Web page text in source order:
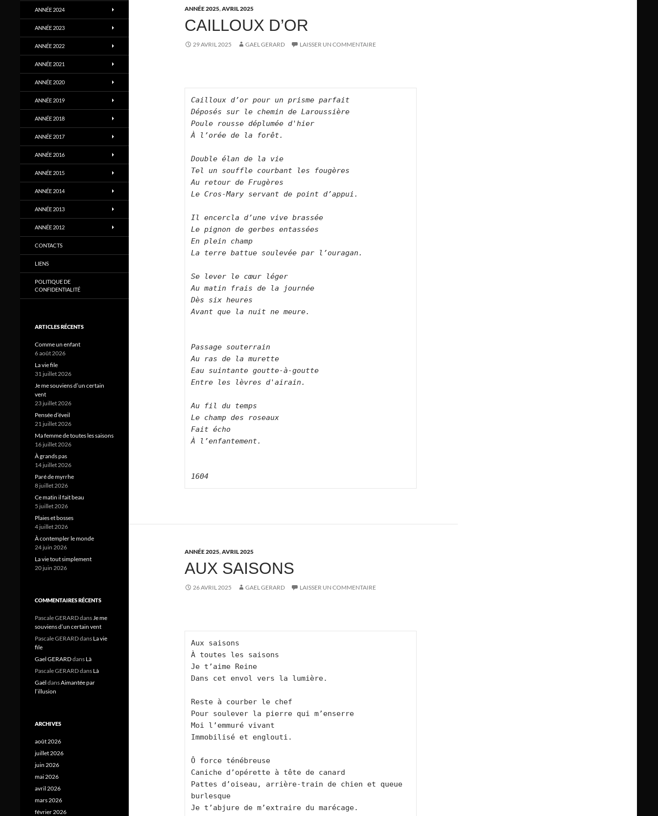
ANNÉE 2025,AVRIL 2025
CAILLOUX D’OR
29 AVRIL 2025 GAEL GERARD LAISSER UN COMMENTAIRE
Cailloux d’or pour un prisme parfait
Déposés sur le chemin de Laroussière
Poule rousse déplumée d'hier
À l’orée de la forêt.
Double élan de la vie
Tel un souffle courbant les fougères
Au retour de Frugères
Le Cros-Mary servant de point d’appui.
Il encercla d’une vive brassée
Le pignon de gerbes entassées
En plein champ
La terre battue soulevée par l’ouragan.
Se lever le cœur léger
Au matin frais de la journée
Dès six heures
Avant que la nuit ne meure.
Passage souterrain
Au ras de la murette
Eau suintante goutte-à-goutte
Entre les lèvres d'airain.
Au fil du temps
Le champ des roseaux
Fait écho
À l’enfantement.
1604
ANNÉE 2025,AVRIL 2025
AUX SAISONS
26 AVRIL 2025 GAEL GERARD LAISSER UN COMMENTAIRE
Aux saisons
À toutes les saisons
Je t’aime Reine
Dans cet envol vers la lumière.
Reste à courber le chef
Pour soulever la pierre qui m’enserre
Moi l’emmuré vivant
Immobilisé et englouti.
Ô force ténébreuse
Caniche d’opérette à tête de canard
Pattes d’oiseau, arrière-train de chien et queue
burlesque
Je t’abjure de m’extraire du marécage.
ANNÉE 2024
ANNÉE 2023
ANNÉE 2022
ANNÉE 2021
ANNÉE 2020
ANNÉE 2019
ANNÉE 2018
ANNÉE 2017
ANNÉE 2016
ANNÉE 2015
ANNÉE 2014
ANNÉE 2013
ANNÉE 2012
CONTACTS
LIENS
POLITIQUE DE
CONFIDENTIALITÉ
ARTICLES RÉCENTS
Comme un enfant
6 août 2026
La vie file
31 juillet 2026
Je me souviens d’un certain
vent
23 juillet 2026
Pensée d’éveil
21 juillet 2026
Ma femme de toutes les saisons
16 juillet 2026
À grands pas
14 juillet 2026
Paré de myrrhe
8 juillet 2026
Ce matin il fait beau
5 juillet 2026
Plaies et bosses
4 juillet 2026
À contempler le monde
24 juin 2026
La vie tout simplement
20 juin 2026
COMMENTAIRES RÉCENTS
Pascale GERARDdansJe me
souviens d’un certain vent
Pascale GERARDdans La vie
file
Gael GERARDdans Là
Pascale GERARDdans Là
Gaël dansAimantée par
l’illusion
ARCHIVES
août 2026
juillet 2026
juin 2026
mai 2026
avril 2026
mars 2026
février 2026